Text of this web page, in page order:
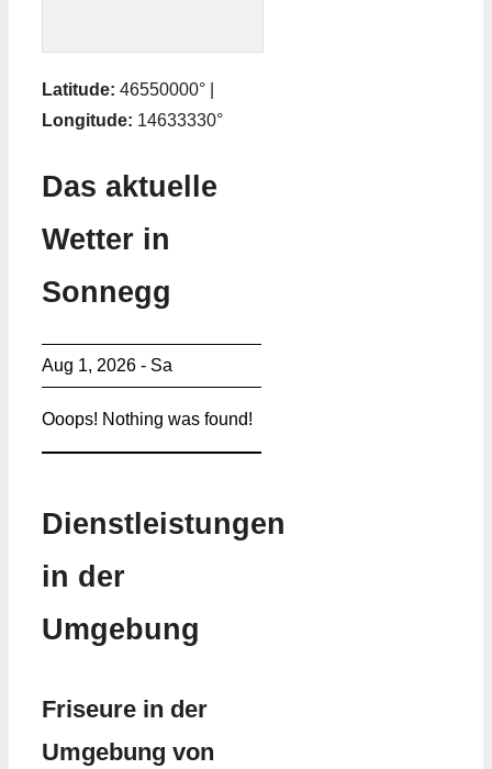
Latitude: 46550000° |
Longitude: 14633330°
Das aktuelle
Wetter in
Sonnegg
Aug 1, 2026 - Sa
Ooops! Nothing was found!
Dienstleistungen
in der
Umgebung
Friseure in der
Umgebung von